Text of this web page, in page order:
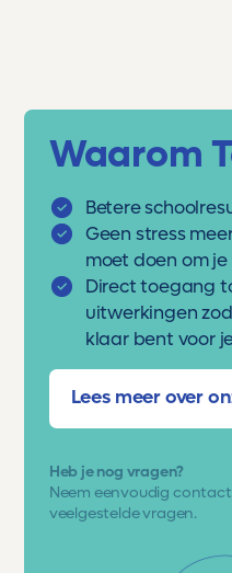
Waarom
Betere
Geen stress
moet doen om
Direct toegang
uitwerkingen
klaar bent voor
Lees meer over
Heb je nog vragen?
Neem eenvoudig contact
veelgestelde vragen.